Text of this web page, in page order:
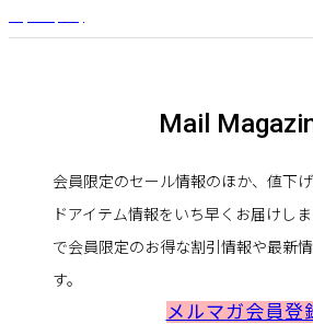
Mail
会員限定のセール情報のほか、値下
ドアイテム情報をいち早くお届けし
で会員限定のお得な割引情報や最新
す。
メルマガ会員登